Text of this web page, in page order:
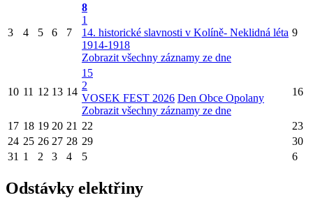
3 4 5 6 7
8
1
14. historické slavnosti v Kolíně- Neklidná léta
1914-1918
Zobrazit všechny záznamy ze dne
9
10 11 12 13 14
15
2
VOSEK FEST 2026 Den Obce Opolany
Zobrazit všechny záznamy ze dne
16
17 18 19 20 21 22
23
24 25 26 27 28 29
30
31 1 2 3 4 5 6
Odstávky elektřiny